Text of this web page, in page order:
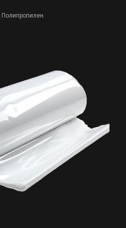
Полипропилен